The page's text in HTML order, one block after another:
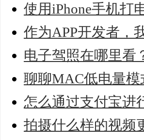
使用iPhone手机打
作为APP开发者，
电子驾照在哪里看
聊聊MAC低电量
怎么通过支付宝进
拍摄什么样的视频